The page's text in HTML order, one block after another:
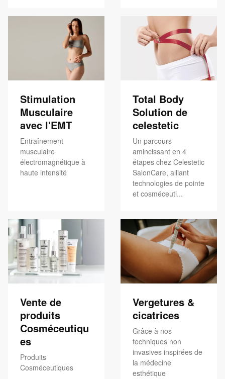
Stimulation
Musculaire
avec l'EMT
Entraînement
musculaire
électromagnétique à
haute intensité
Total Body
Solution de
celestetic
Un parcours
amincissant en 4
étapes chez Celestetic
SalonCare, alliant
technologies de pointe
et cosméceuti...
Vente de
produits
Cosméceutiqu
es
Produits
Cosméceutiques
Vergetures &
cicatrices
Grâce à nos
techniques non
invasives inspirées de
la médecine
esthétique